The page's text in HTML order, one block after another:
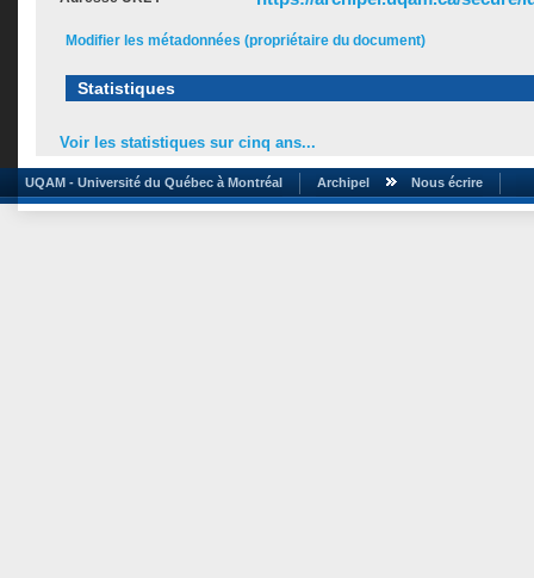
Modifier les métadonnées (propriétaire du document)
Statistiques
Voir les statistiques sur cinq ans...
UQAM - Université du Québec à Montréal Archipel Nous écrire